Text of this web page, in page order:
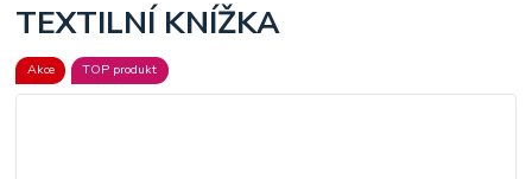
TEXTILNÍ KNÍŽKA
Akce TOP produkt